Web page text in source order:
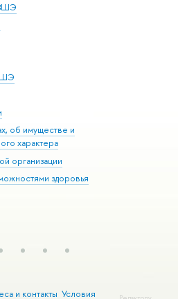
об имуществе и
характера
организации
здоровья
и контакты Условия